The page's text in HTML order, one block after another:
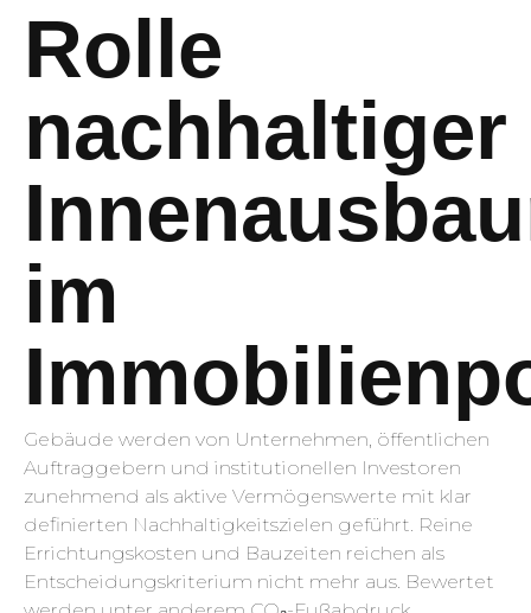
Rolle
nachhaltiger
im
Gebäude werden von Unternehmen, öffentlichen
Auftraggebern und institutionellen Investoren
zunehmend als aktive Vermögenswerte mit klar
definierten Nachhaltigkeitszielen geführt. Reine
Errichtungskosten und Bauzeiten reichen als
Entscheidungskriterium nicht mehr aus. Bewertet